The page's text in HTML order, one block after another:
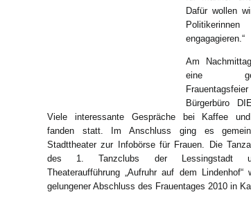
Dafür wollen
engagagieren.“
Am
eine
Bürgerbüro
Viele interessante Gespräche bei Kaffee
fanden statt. Im Anschluss ging es
Stadttheater zur Infobörse für Frauen. Die
des 1. Tanzclubs der Lessingstadt
Theateraufführung „Aufruhr auf dem Lindenhof“
gelungener Abschluss des Frauentages 2010 in